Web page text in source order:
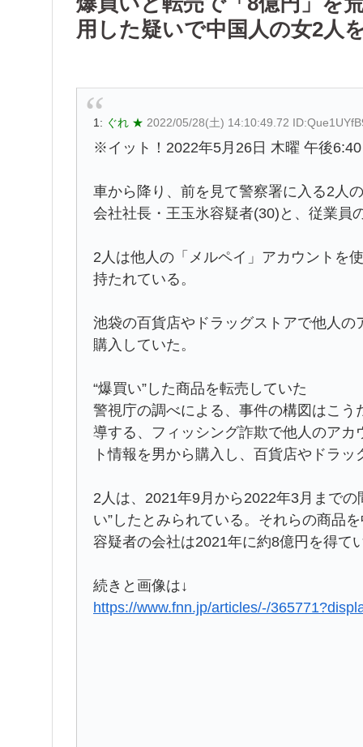
用した疑いで中国人の女2人
1: ぐれ ★ 2022/05/28(土) 14:10:49.72
※イット！2022年5月26日 木曜 午後6:40
車から降り、前を見て警察署に入る2人
会社社長・王玉氷容疑者(30)と、従業員
2人は他人の「メルペイ」アカウントを
持たれている。
池袋の百貨店やドラッグストアで他人
購入していた。
“爆買い”した商品を転売していた
警視庁の調べによる、事件の構図はこ
導する、フィッシング詐欺で他人のア
ト情報を男から購入し、百貨店やドラ
2人は、2021年9月から2022年3月まで
い”したとみられている。それらの商品
容疑者の会社は2021年に約8億円を得て
続きと画像は↓
https://www.fnn.jp/articles/-/